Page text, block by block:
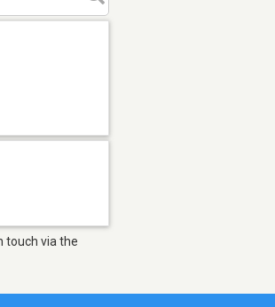
touch via the